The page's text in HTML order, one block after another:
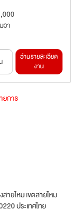
วา
อ่านรายละเอียด
งาน
ยการ
ายไหม เขตสายไหม
ประเทศไทย